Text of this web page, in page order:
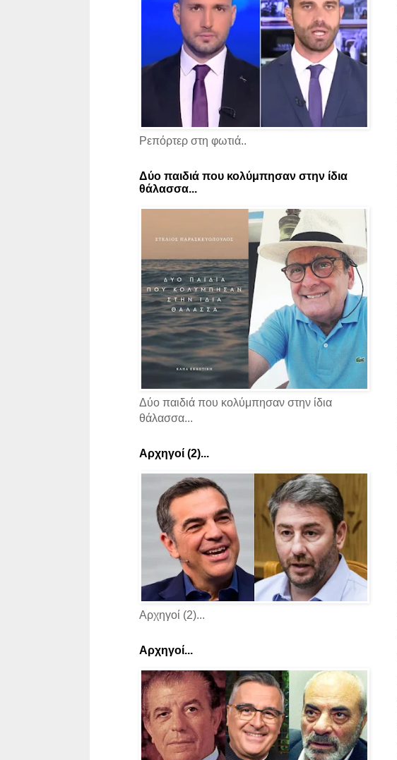
Ρεπόρτερ στη φωτιά..
Δύο παιδιά που κολύμπησαν στην ίδια
θάλασσα...
Δύο παιδιά που κολύμπησαν στην ίδια
θάλασσα...
Αρχηγοί (2)...
Αρχηγοί (2)...
Αρχηγοί...